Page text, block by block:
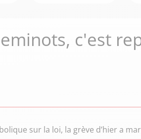
c'est
sur la loi, la grève d’hier a